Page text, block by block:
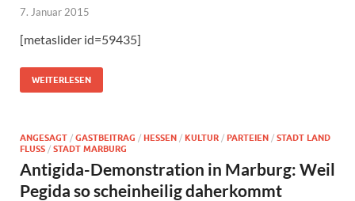
7. Januar 2015
[metaslider id=59435]
WEITERLESEN
ANGESAGT / GASTBEITRAG / HESSEN / KULTUR / PARTEIEN / STADT LAND
FLUSS
/ STADT MARBURG
Antigida-Demonstration in Marburg: Weil
Pegida so scheinheilig daherkommt